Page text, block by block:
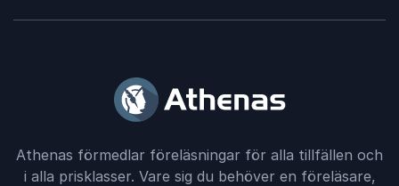
Athenas förmedlar föreläsningar för alla tillfällen och
i alla prisklasser. Vare sig du behöver en föreläsare,